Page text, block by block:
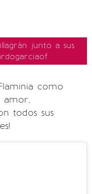
junto a sus
como
amor,
todos sus